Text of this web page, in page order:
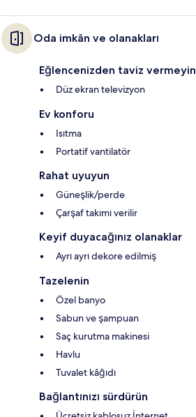
Oda imkân ve olanakları
Eğlencenizden taviz vermeyin
Düz ekran televizyon
Ev konforu
Isıtma
Portatif vantilatör
Rahat uyuyun
Güneşlik/perde
Çarşaf takımı verilir
Keyif duyacağınız olanaklar
Ayrı ayrı dekore edilmiş
Tazelenin
Özel banyo
Sabun ve şampuan
Saç kurutma makinesi
Havlu
Tuvalet kâğıdı
Bağlantınızı sürdürün